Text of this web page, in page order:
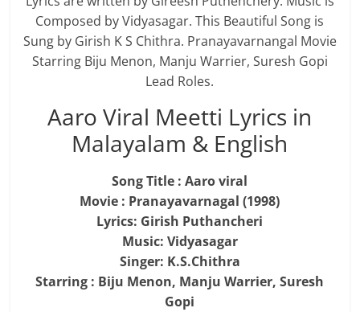
Composed by Vidyasagar. This Beautiful Song is
Sung by Girish K S Chithra. Pranayavarnangal Movie
Starring Biju Menon, Manju Warrier, Suresh Gopi
Lead Roles.
Aaro Viral Meetti Lyrics in
Malayalam & English
Song Title : Aaro viral
Movie : Pranayavarnagal (1998)
Lyrics: Girish Puthancheri
Music: Vidyasagar
Singer: K.S.Chithra
Starring : Biju Menon, Manju Warrier, Suresh
Gopi